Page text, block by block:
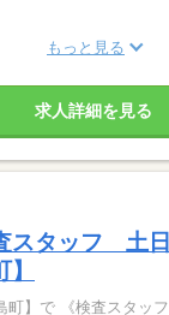
もっと見る
求人詳細を見る
スタッフ 土
町】で 《検査スタッ